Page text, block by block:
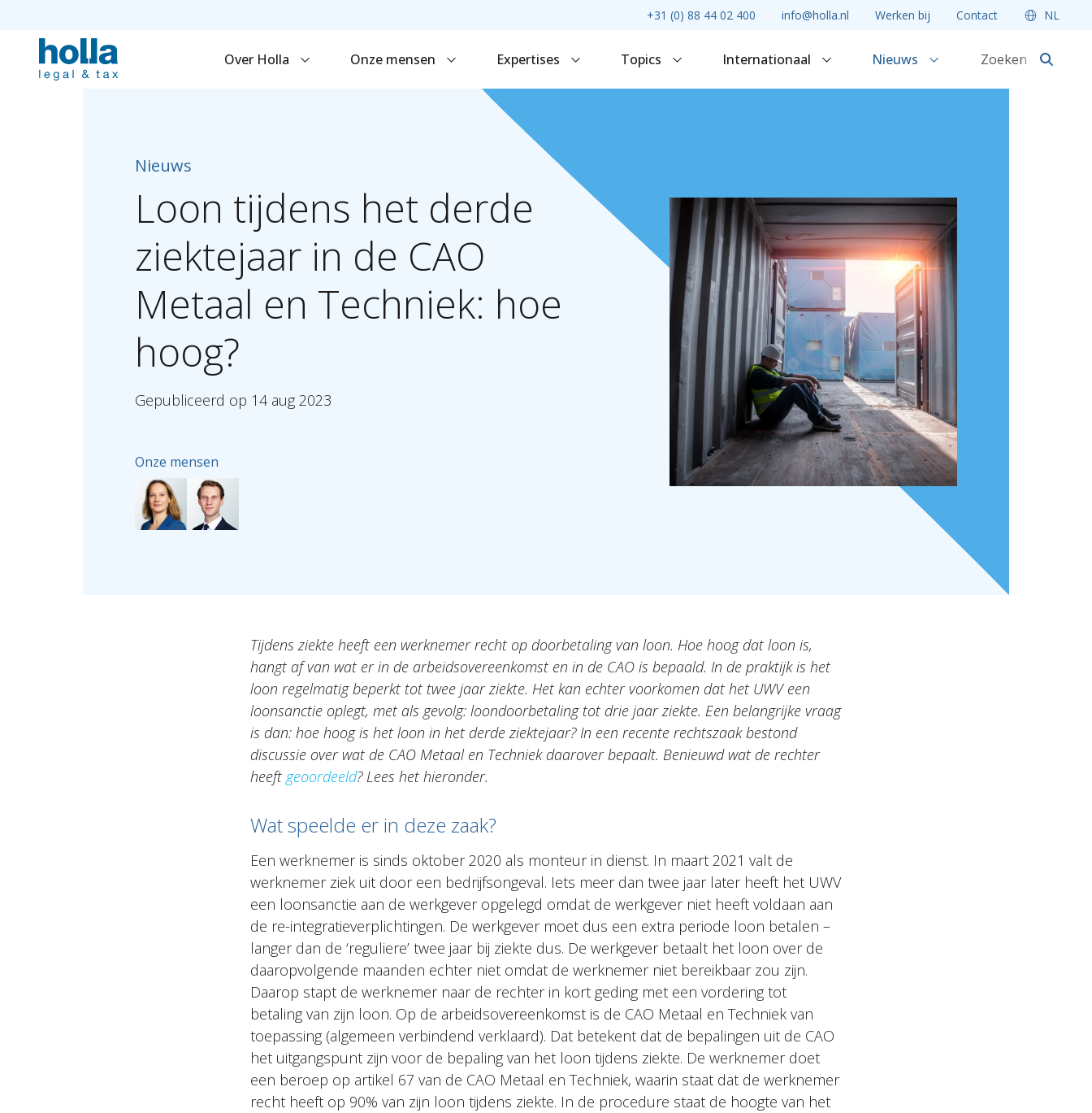
+31 (0) 88 44 02 400 info@holla.nl Werken bij Contact NL
Over Holla Onze mensen Expertises Topics Internationaal Nieuws
Nieuws
Loon tijdens het derde
ziektejaar in de CAO
Metaal en Techniek: hoe
hoog?
Gepubliceerd op 14 aug 2023
Onze mensen
Tijdens ziekte heeft een werknemer recht op doorbetaling van loon. Hoe hoog dat loon is,
hangt af van wat er in de arbeidsovereenkomst en in de CAO is bepaald. In de praktijk is het
loon regelmatig beperkt tot twee jaar ziekte. Het kan echter voorkomen dat het UWV een
loonsanctie oplegt, met als gevolg: loondoorbetaling tot drie jaar ziekte. Een belangrijke vraag
is dan: hoe hoog is het loon in het derde ziektejaar? In een recente rechtszaak bestond
discussie over wat de CAO Metaal en Techniek daarover bepaalt. Benieuwd wat de rechter
heeft geoordeeld? Lees het hieronder.
Wat speelde er in deze zaak?
Een werknemer is sinds oktober 2020 als monteur in dienst. In maart 2021 valt de
werknemer ziek uit door een bedrijfsongeval. Iets meer dan twee jaar later heeft het UWV
een loonsanctie aan de werkgever opgelegd omdat de werkgever niet heeft voldaan aan
de re-integratieverplichtingen. De werkgever moet dus een extra periode loon betalen –
langer dan de ‘reguliere’ twee jaar bij ziekte dus. De werkgever betaalt het loon over de
daaropvolgende maanden echter niet omdat de werknemer niet bereikbaar zou zijn.
Daarop stapt de werknemer naar de rechter in kort geding met een vordering tot
betaling van zijn loon. Op de arbeidsovereenkomst is de CAO Metaal en Techniek van
toepassing (algemeen verbindend verklaard). Dat betekent dat de bepalingen uit de CAO
het uitgangspunt zijn voor de bepaling van het loon tijdens ziekte. De werknemer doet
een beroep op artikel 67 van de CAO Metaal en Techniek, waarin staat dat de werknemer
recht heeft op 90% van zijn loon tijdens ziekte. In de procedure staat de hoogte van het